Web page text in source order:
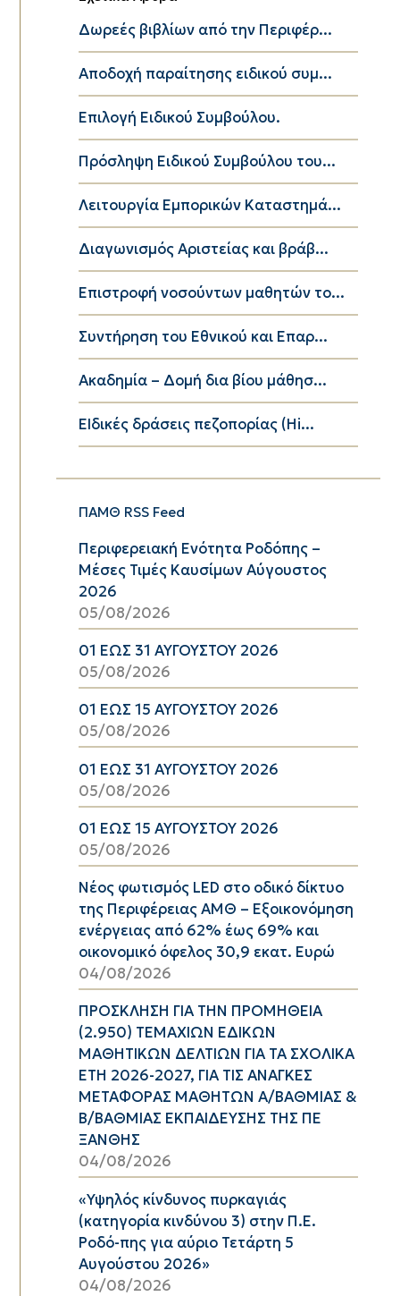
Δωρεές βιβλίων από την Περιφέρ...
Αποδοχή παραίτησης ειδικού συμ...
Επιλογή Ειδικού Συμβούλου.
Πρόσληψη Ειδικού Συμβούλου του...
Λειτουργία Εμπορικών Καταστημά...
Διαγωνισμός Αριστείας και βράβ...
Επιστροφή νοσούντων μαθητών το...
Συντήρηση του Εθνικού και Επαρ...
Ακαδημία – Δομή δια βίου μάθησ...
ΕΙδικές δράσεις πεζοπορίας (Hi...
ΠΑΜΘ RSS Feed
Περιφερειακή Ενότητα Ροδόπης –
Μέσες Τιμές Καυσίμων Αύγουστος
2026
05/08/2026
01 ΕΩΣ 31 ΑΥΓΟΥΣΤΟΥ 2026
05/08/2026
01 ΕΩΣ 15 ΑΥΓΟΥΣΤΟΥ 2026
05/08/2026
01 ΕΩΣ 31 ΑΥΓΟΥΣΤΟΥ 2026
05/08/2026
01 ΕΩΣ 15 ΑΥΓΟΥΣΤΟΥ 2026
05/08/2026
Νέος φωτισμός LED στο οδικό δίκτυο
της Περιφέρειας ΑΜΘ – Εξοικονόμηση
ενέργειας από 62% έως 69% και
οικονομικό όφελος 30,9 εκατ. Ευρώ
04/08/2026
ΠΡΟΣΚΛΗΣΗ ΓΙΑ ΤΗΝ ΠΡΟΜΗΘΕΙΑ
(2.950) ΤΕΜΑΧΙΩΝ ΕΔΙΚΩΝ
ΜΑΘΗΤΙΚΩΝ ΔΕΛΤΙΩΝ ΓΙΑ ΤΑ ΣΧΟΛΙΚΑ
ΕΤΗ 2026-2027, ΓΙΑ ΤΙΣ ΑΝΑΓΚΕΣ
ΜΕΤΑΦΟΡΑΣ ΜΑΘΗΤΩΝ Α/ΒΑΘΜΙΑΣ &
Β/ΒΑΘΜΙΑΣ ΕΚΠΑΙΔΕΥΣΗΣ ΤΗΣ ΠΕ
ΞΑΝΘΗΣ
04/08/2026
«Υψηλός κίνδυνος πυρκαγιάς
(κατηγορία κινδύνου 3) στην Π.Ε.
Ροδό-πης για αύριο Τετάρτη 5
Αυγούστου 2026»
04/08/2026